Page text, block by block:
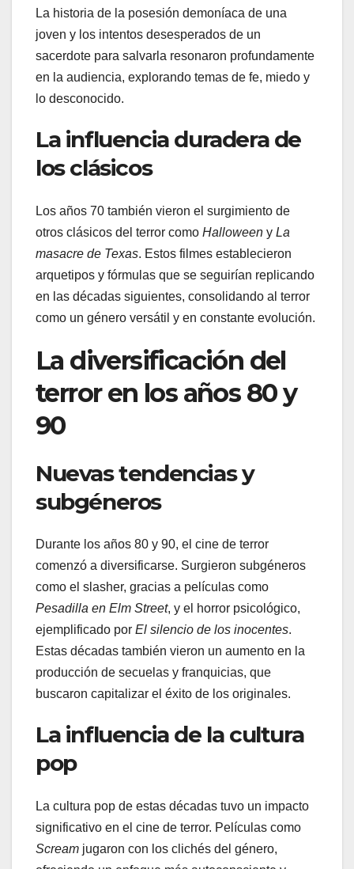
La historia de la posesión demoníaca de una
joven y los intentos desesperados de un
sacerdote para salvarla resonaron profundamente
en la audiencia, explorando temas de fe, miedo y
lo desconocido.
La influencia duradera de
los clásicos
Los años 70 también vieron el surgimiento de
otros clásicos del terror como Halloween y La
masacre de Texas. Estos filmes establecieron
arquetipos y fórmulas que se seguirían replicando
en las décadas siguientes, consolidando al terror
como un género versátil y en constante evolución.
La diversificación del
terror en los años 80 y
90
Nuevas tendencias y
subgéneros
Durante los años 80 y 90, el cine de terror
comenzó a diversificarse. Surgieron subgéneros
como el slasher, gracias a películas como
Pesadilla en Elm Street, y el horror psicológico,
ejemplificado por El silencio de los inocentes.
Estas décadas también vieron un aumento en la
producción de secuelas y franquicias, que
buscaron capitalizar el éxito de los originales.
La influencia de la cultura
pop
La cultura pop de estas décadas tuvo un impacto
significativo en el cine de terror. Películas como
Scream jugaron con los clichés del género,